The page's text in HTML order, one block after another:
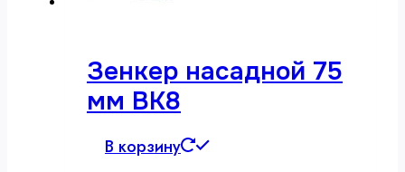
Зенкер насадной 75
мм ВК8
В корзину